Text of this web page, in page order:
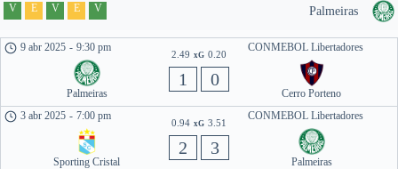
Palmeiras
V E V E V
CONMEBOL Libertadores
9 abr 2025 - 9:30 pm
Palmeiras
2.49 xG 0.20
1 0
Cerro Porteno
CONMEBOL Libertadores
3 abr 2025 - 7:00 pm
Sporting Cristal
0.94 xG 3.51
2 3
Palmeiras